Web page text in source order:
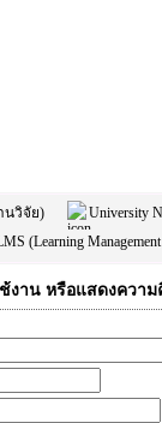
นวิจัย) University
(Learning
งาน หรือแสดงควา